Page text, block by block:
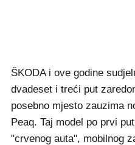
ŠKODA i ove godine
dvadeset i treći put
posebno mjesto zauzima
Peaq. Taj model po prvi
"crvenog auta", mobilnog